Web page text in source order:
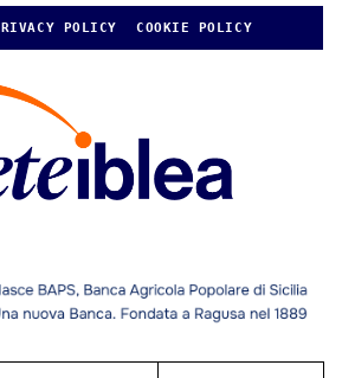
POLICY COOKIE POLICY